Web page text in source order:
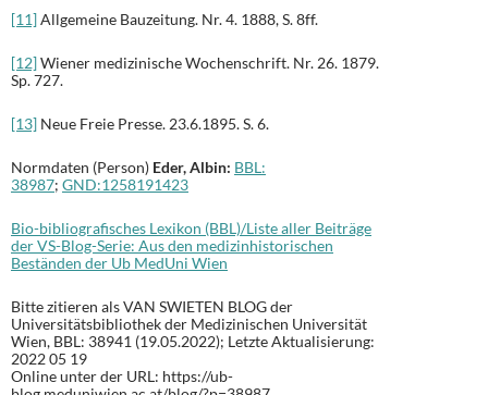
[11]Allgemeine Bauzeitung. Nr. 4. 1888, S. 8ff.
[12]Wiener medizinische Wochenschrift. Nr. 26. 1879.
Sp. 727.
[13] Neue Freie Presse. 23.6.1895. S. 6.
Normdaten (Person) Eder, Albin: BBL:
38987; GND:1258191423
Bio-bibliografisches Lexikon (BBL)/Liste aller Beiträge
der VS-Blog-Serie: Aus den medizinhistorischen
Beständen der Ub MedUni Wien
Bitte zitieren als VAN SWIETEN BLOG der
Universitätsbibliothek der Medizinischen Universität
Wien, BBL: 38941 (19.05.2022); Letzte Aktualisierung:
2022 05 19
Online unter der URL: https://ub-